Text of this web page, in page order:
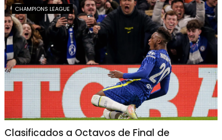
CHAMPIONS LEAGUE
Clasificados a Octavos de Final de